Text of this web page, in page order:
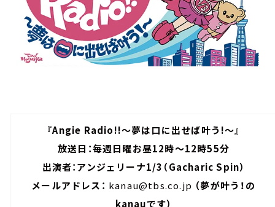
『Angie Radio!!～夢は口に出せば叶う!～』
放送日：毎週日曜お昼12時～12時55分
出演者：アンジェリーナ1/3（Gacharic Spin）
メールアドレス： kanau@tbs.co.jp （夢が叶う！の
kanauです）